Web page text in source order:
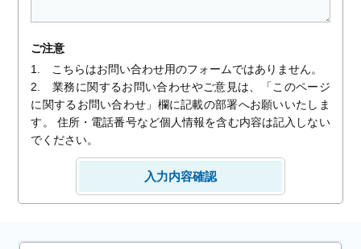
ご注意
1. こちらはお問い合わせ用のフォームではありません。
2. 業務に関するお問い合わせやご意見は、「このページ
に関するお問い合わせ」欄に記載の部署へお願いいたしま
す。 住所・電話番号など個人情報を含む内容は記入しない
でください。